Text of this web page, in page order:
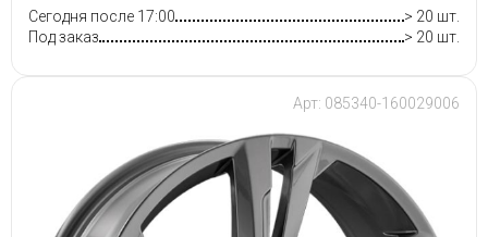
Сегодня после 17:00
> 20 шт.
Под заказ
> 20 шт.
Арт: 085340-160029006